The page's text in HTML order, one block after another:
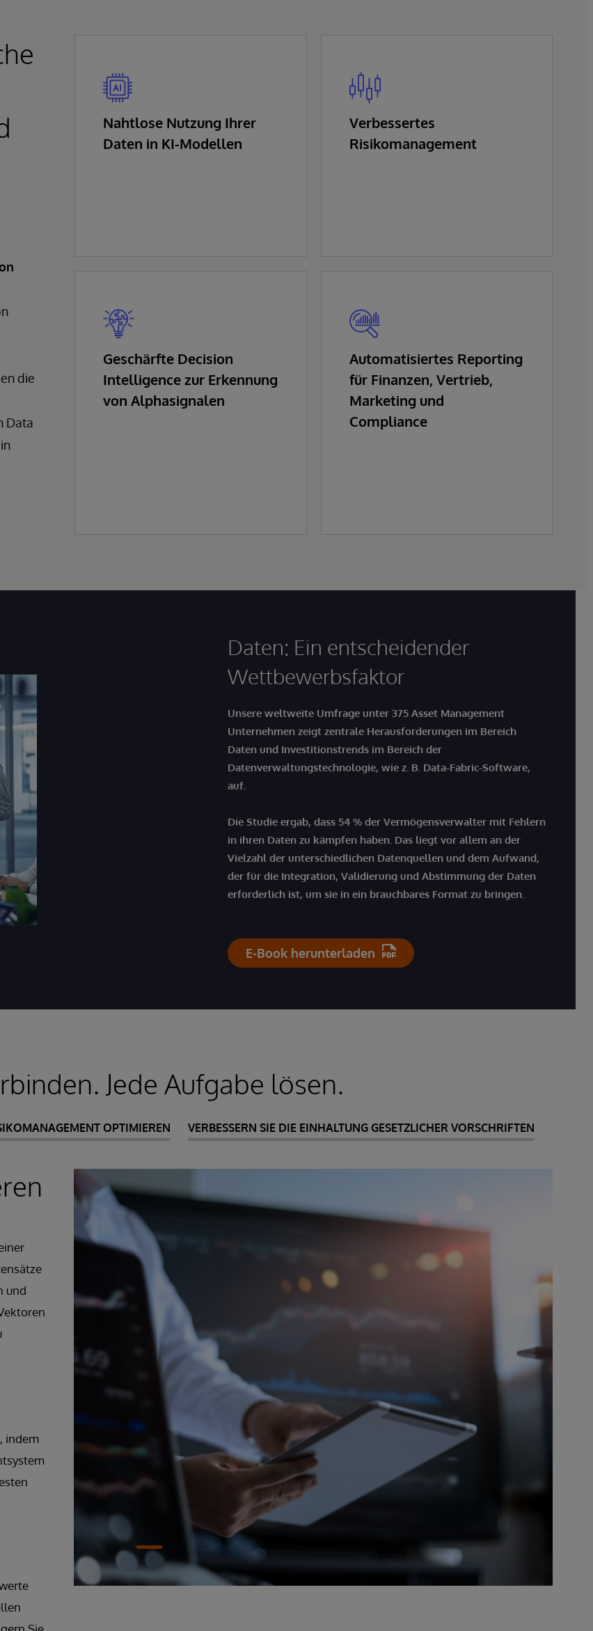
die
Data
Nahtlose Nutzung Ihrer
Daten in KI-Modellen
Verbessertes
Risikomanagement
Geschärfte Decision
Intelligence zur Erkennung
von Alphasignalen
Automatisiertes Reporting
für Finanzen, Vertrieb,
Marketing und
Compliance
Daten: Ein entscheidender
Wettbewerbsfaktor
Unsere weltweite Umfrage unter 375 Asset Management
Unternehmen zeigt zentrale Herausforderungen im Bereich
Daten und Investitionstrends im Bereich der
Datenverwaltungstechnologie, wie z. B. Data-Fabric-Software,
auf.
Die Studie ergab, dass 54 % der Vermögensverwalter mit Fehlern
in ihren Daten zu kämpfen haben. Das liegt vor allem an der
Vielzahl der unterschiedlichen Datenquellen und dem Aufwand,
der für die Integration, Validierung und Abstimmung der Daten
erforderlich ist, um sie in ein brauchbares Format zu bringen.
E-Book herunterladen
Jede Aufgabe lösen.
OPTIMIEREN VERBESSERN SIE DIE EINHALTUNG GESETZLICHER VORSCHRIFTEN
und
indem